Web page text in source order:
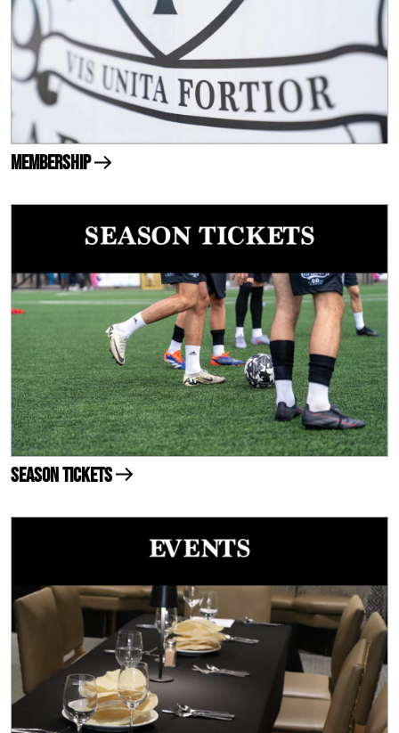
Membership
Season Tickets